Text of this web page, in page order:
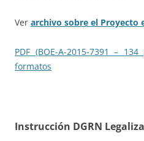
Ver archivo sobre el Proyecto
PDF (BOE-A-2015-7391 –
formatos
Instrucción DGRN